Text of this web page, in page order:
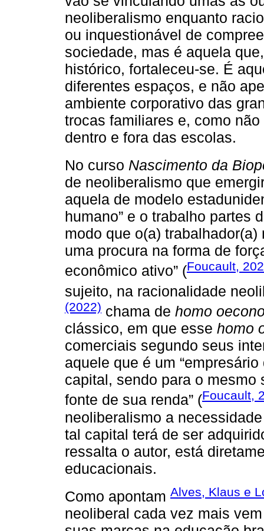
neoliberalismo enquanto
ou inquestionável de
sociedade, mas é aquela
histórico, fortaleceu-se. É
diferentes espaços, e não
ambiente corporativo das
trocas familiares e, como
dentro e fora das escolas.
No curso Nascimento da
de neoliberalismo que
aquela de modelo
humano” e o trabalho partes
modo que o(a)
uma procura na forma de
econômico ativo” (Foucault,
sujeito, na racionalidade
(2022) chama de homo
clássico, em que esse homo
comerciais segundo seus
aquele que é um
capital, sendo para o mesmo
fonte de sua renda” (Foucault,
neoliberalismo a
tal capital terá de ser
ressalta o autor, está
educacionais.
Como apontam Alves, Klaus e
neoliberal cada vez mais